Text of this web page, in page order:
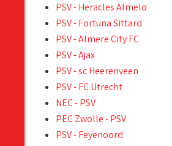
PSV - Heracles Almelo
PSV - Fortuna Sittard
PSV - Almere City FC
PSV - Ajax
PSV - sc Heerenveen
PSV - FC Utrecht
NEC - PSV
PEC Zwolle - PSV
PSV - Feyenoord